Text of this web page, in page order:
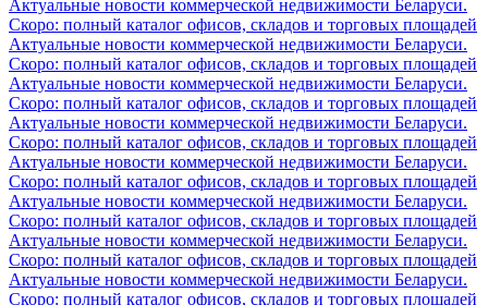
Актуальные новости коммерческой недвижимости Беларуси.
Скоро: полный каталог офисов, складов и торговых площадей
Актуальные новости коммерческой недвижимости Беларуси.
Скоро: полный каталог офисов, складов и торговых площадей
Актуальные новости коммерческой недвижимости Беларуси.
Скоро: полный каталог офисов, складов и торговых площадей
Актуальные новости коммерческой недвижимости Беларуси.
Скоро: полный каталог офисов, складов и торговых площадей
Актуальные новости коммерческой недвижимости Беларуси.
Скоро: полный каталог офисов, складов и торговых площадей
Актуальные новости коммерческой недвижимости Беларуси.
Скоро: полный каталог офисов, складов и торговых площадей
Актуальные новости коммерческой недвижимости Беларуси.
Скоро: полный каталог офисов, складов и торговых площадей
Актуальные новости коммерческой недвижимости Беларуси.
Скоро: полный каталог офисов, складов и торговых площадей